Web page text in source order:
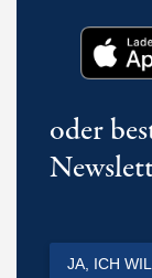
oder
JA, ICH